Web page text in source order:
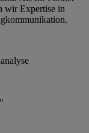
wir Expertise in